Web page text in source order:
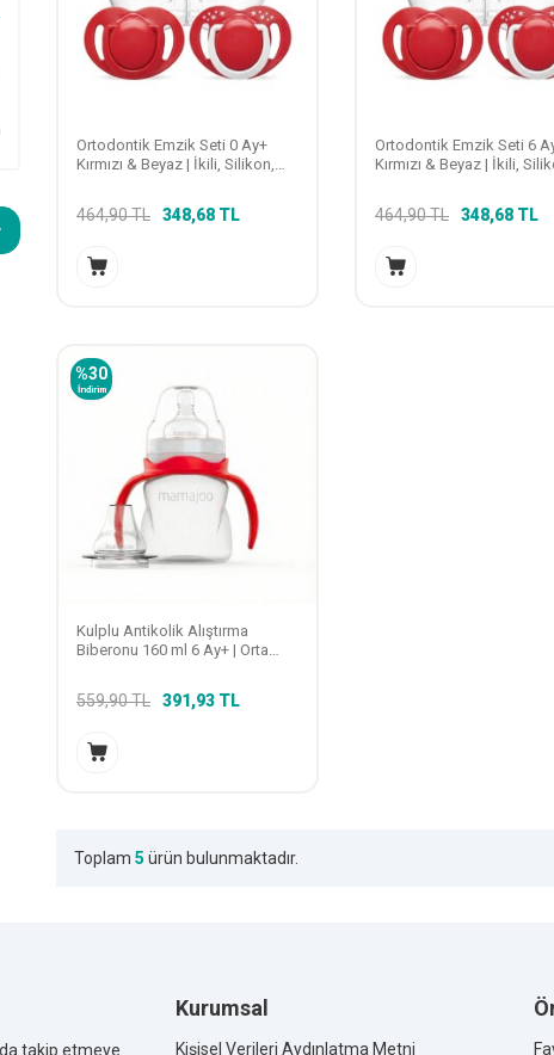
Ortodontik Emzik Seti 0 Ay+
Kırmızı & Beyaz | İkili, Silikon,
464,90TL 348,68 TL
Ortodontik Emzik Seti 6
Kırmızı & Beyaz | İkili,
464,90TL 348,68 TL
%30
İndirim
Kulplu Antikolik Alıştırma
Biberonu 160 ml 6 Ay+ | Orta
559,90TL 391,93 TL
Toplam 5 ürün bulunmaktadır.
takip etmeye
Kurumsal
Kişisel Verileri Aydınlatma Metni